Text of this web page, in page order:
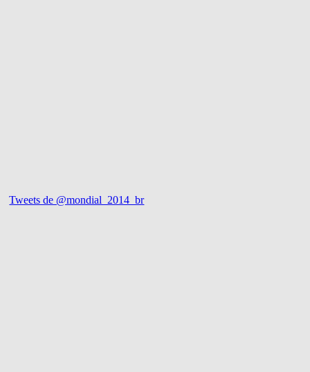
Tweets de @mondial_2014_br